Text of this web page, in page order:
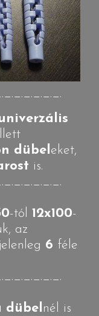
dübeleket,
is.
-tól 12x100-
az
6 féle
dübelnél is